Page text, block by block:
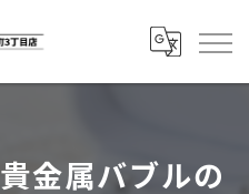
金属バブルの